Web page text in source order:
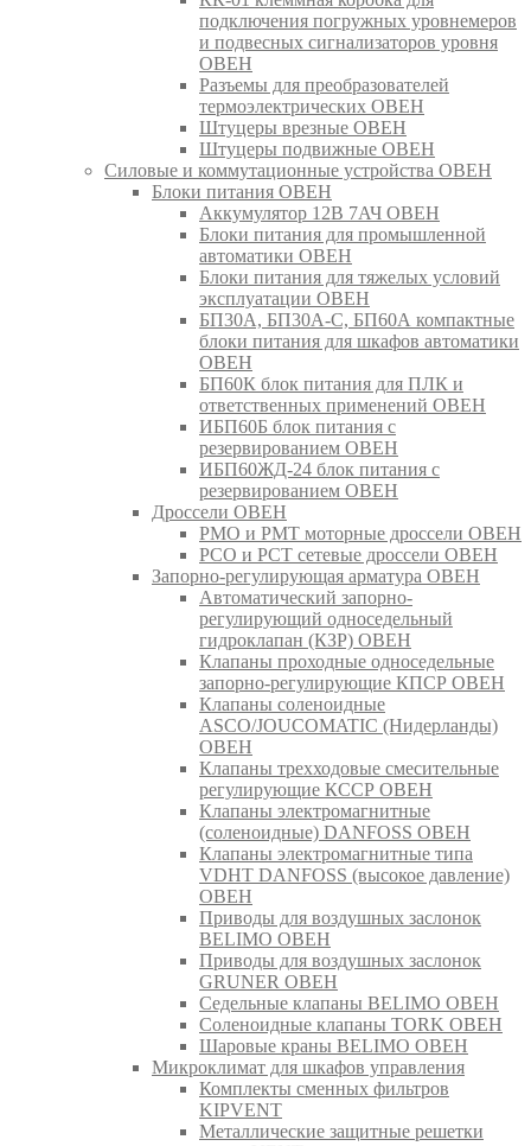
подключения погружных уровнемеров
и подвесных сигнализаторов уровня
ОВЕН
Разъемы для преобразователей
термоэлектрических ОВЕН
Штуцеры врезные ОВЕН
Штуцеры подвижные ОВЕН
Силовые и коммутационные устройства ОВЕН
Блоки питания ОВЕН
Аккумулятор 12В 7АЧ ОВЕН
Блоки питания для промышленной
автоматики ОВЕН
Блоки питания для тяжелых условий
эксплуатации ОВЕН
БП30А, БП30А-С, БП60А компактные
блоки питания для шкафов автоматики
ОВЕН
БП60К блок питания для ПЛК и
ответственных применений ОВЕН
ИБП60Б блок питания с
резервированием ОВЕН
ИБП60ЖД-24 блок питания с
резервированием ОВЕН
Дроссели ОВЕН
РМО и РМТ моторные дроссели ОВЕН
РСО и РСТ сетевые дроссели ОВЕН
Запорно-регулирующая арматура ОВЕН
Автоматический запорно-
регулирующий односедельный
гидроклапан (КЗР) ОВЕН
Клапаны проходные односедельные
запорно-регулирующие КПСР ОВЕН
Клапаны соленоидные
ASCO/JOUCOMATIC (Нидерланды)
ОВЕН
Клапаны трехходовые смесительные
регулирующие КССР ОВЕН
Клапаны электромагнитные
(соленоидные) DANFOSS ОВЕН
Клапаны электромагнитные типа
VDHT DANFOSS (высокое давление)
ОВЕН
Приводы для воздушных заслонок
BELIMO ОВЕН
Приводы для воздушных заслонок
GRUNER ОВЕН
Седельные клапаны BELIMO ОВЕН
Соленоидные клапаны TORK ОВЕН
Шаровые краны BELIMO ОВЕН
Микроклимат для шкафов управления
Комплекты сменных фильтров
KIPVENT
Металлические защитные решетки